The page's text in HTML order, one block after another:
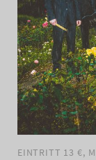
EINTRITT 13 €,